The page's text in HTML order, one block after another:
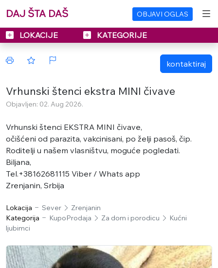
DAJ ŠTA DAŠ OBJAVI OGLAS
LOKACIJE KATEGORIJE
kontaktiraj
Vrhunski štenci ekstra MINI čivave
Objavljen: 02. Aug 2026.
Vrhunski štenci EKSTRA MINI čivave,
očišćeni od parazita, vakcinisani, po želji pasoš, čip.
Roditelji u našem vlasništvu, moguće pogledati.
Biljana,
Tel.+38162681115 Viber / Whats app
Zrenjanin, Srbija
Lokacija Sever
Zrenjanin
Kategorija
KupoProdaja Za dom i porodicu
Kućni
ljubimci